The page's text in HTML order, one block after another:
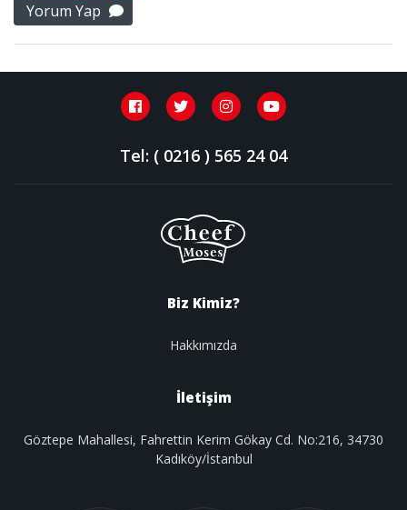
Yorum Yap
Tel: ( 0216 ) 565 24 04
Biz Kimiz?
Hakkımızda
İletişim
Göztepe Mahallesi, Fahrettin Kerim Gökay Cd. No:216, 34730
Kadıköy/İstanbul